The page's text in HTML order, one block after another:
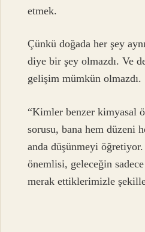
etmek.
Çünkü doğada her şey
diye bir şey olmazdı. Ve
gelişim mümkün olmazdı.
“Kimler benzer kimyasal
sorusu, bana hem düzeni
anda düşünmeyi
önemlisi, geleceğin
merak ettiklerimizle